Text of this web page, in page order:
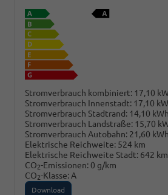
Stromverbrauch kombiniert: 17,10
Stromverbrauch Innenstadt: 17,10
Stromverbrauch Stadtrand: 14,10
Stromverbrauch Landstraße: 15,70
Stromverbrauch Autobahn: 21,60
Elektrische Reichweite: 524 km
Elektrische Reichweite Stadt: 642 km
CO2-Emissionen: 0 g/km
CO2-Klasse:A
Download